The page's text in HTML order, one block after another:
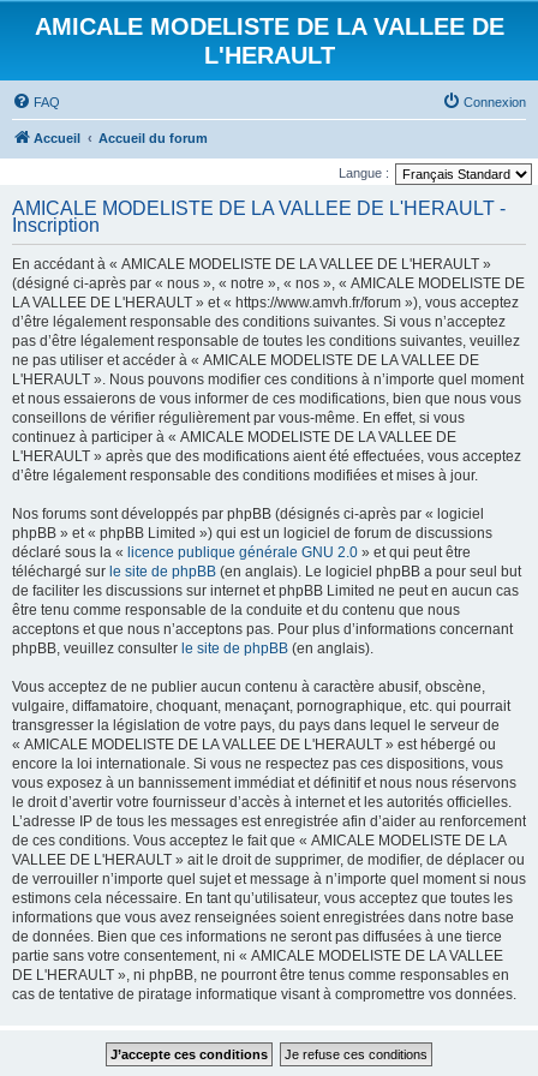
AMICALE MODELISTE DE LA VALLEE DE
L'HERAULT
FAQ Connexion
Accueil Accueil du forum
Langue :
AMICALE MODELISTE DE LA VALLEE DE L'HERAULT -
Inscription
En accédant à « AMICALE MODELISTE DE LA VALLEE DE L'HERAULT »
(désigné ci-après par « nous », « notre », « nos », « AMICALE MODELISTE DE
LA VALLEE DE L'HERAULT » et « https://www.amvh.fr/forum »), vous acceptez
d’être légalement responsable des conditions suivantes. Si vous n’acceptez
pas d’être légalement responsable de toutes les conditions suivantes, veuillez
ne pas utiliser et accéder à « AMICALE MODELISTE DE LA VALLEE DE
L'HERAULT ». Nous pouvons modifier ces conditions à n’importe quel moment
et nous essaierons de vous informer de ces modifications, bien que nous vous
conseillons de vérifier régulièrement par vous-même. En effet, si vous
continuez à participer à « AMICALE MODELISTE DE LA VALLEE DE
L'HERAULT » après que des modifications aient été effectuées, vous acceptez
d’être légalement responsable des conditions modifiées et mises à jour.
Nos forums sont développés par phpBB (désignés ci-après par « logiciel
phpBB » et « phpBB Limited ») qui est un logiciel de forum de discussions
déclaré sous la « licence publique générale GNU 2.0 » et qui peut être
téléchargé sur le site de phpBB (en anglais). Le logiciel phpBB a pour seul but
de faciliter les discussions sur internet et phpBB Limited ne peut en aucun cas
être tenu comme responsable de la conduite et du contenu que nous
acceptons et que nous n’acceptons pas. Pour plus d’informations concernant
phpBB, veuillez consulter le site de phpBB (en anglais).
Vous acceptez de ne publier aucun contenu à caractère abusif, obscène,
vulgaire, diffamatoire, choquant, menaçant, pornographique, etc. qui pourrait
transgresser la législation de votre pays, du pays dans lequel le serveur de
« AMICALE MODELISTE DE LA VALLEE DE L'HERAULT » est hébergé ou
encore la loi internationale. Si vous ne respectez pas ces dispositions, vous
vous exposez à un bannissement immédiat et définitif et nous nous réservons
le droit d’avertir votre fournisseur d’accès à internet et les autorités officielles.
L’adresse IP de tous les messages est enregistrée afin d’aider au renforcement
de ces conditions. Vous acceptez le fait que « AMICALE MODELISTE DE LA
VALLEE DE L'HERAULT » ait le droit de supprimer, de modifier, de déplacer ou
de verrouiller n’importe quel sujet et message à n’importe quel moment si nous
estimons cela nécessaire. En tant qu’utilisateur, vous acceptez que toutes les
informations que vous avez renseignées soient enregistrées dans notre base
de données. Bien que ces informations ne seront pas diffusées à une tierce
partie sans votre consentement, ni « AMICALE MODELISTE DE LA VALLEE
DE L'HERAULT », ni phpBB, ne pourront être tenus comme responsables en
cas de tentative de piratage informatique visant à compromettre vos données.